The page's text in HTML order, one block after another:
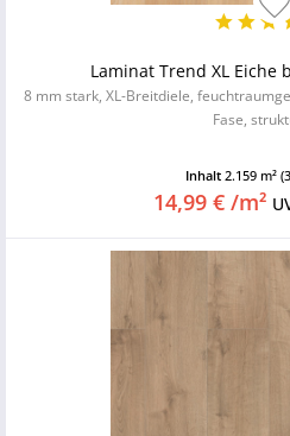
Laminat Trend XL Eiche
8 mm stark, XL-Breitdiele,
Fase,
Inhalt 2.159 m²
14,99 € /m²